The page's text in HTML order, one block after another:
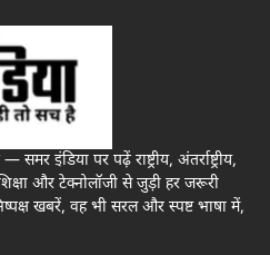
इंडिया पर पढ़ें राष्ट्रीय, अंतर्राष्ट्रीय,
और टेक्नोलॉजी से जुड़ी हर जरूरी
खबरें, वह भी सरल और स्पष्ट भाषा में,